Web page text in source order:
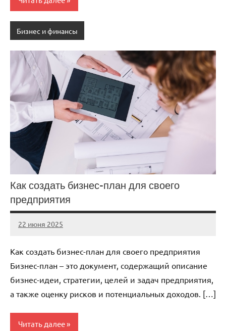
Бизнес и финансы
Как создать бизнес-план для своего
предприятия
22 июня 2025
stroicomplex
Нет
Как создать бизнес-план для своего предприятия
Бизнес-план – это документ, содержащий описание
бизнес-идеи, стратегии, целей и задач предприятия,
а также оценку рисков и потенциальных доходов. […]
Читать далее